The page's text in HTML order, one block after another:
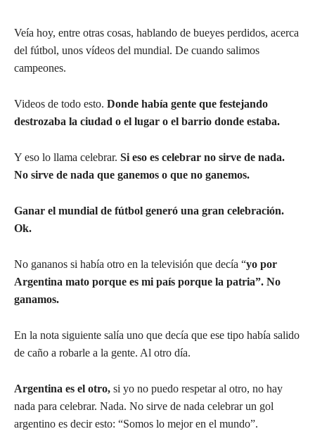
Veía hoy, entre otras cosas, hablando de bueyes perdidos, acerca
del fútbol, unos vídeos del mundial. De cuando salimos
campeones.
Videos de todo esto. Donde había gente que festejando
destrozaba la ciudad o el lugar o el barrio donde estaba.
Y eso lo llama celebrar. Si eso es celebrar no sirve de nada.
No sirve de nada que ganemos o que no ganemos.
Ganar el mundial de fútbol generó una gran celebración.
Ok.
No gananos si había otro en la televisión que decía “yo por
Argentina mato porque es mi país porque la patria”. No
ganamos.
En la nota siguiente salía uno que decía que ese tipo había salido
de caño a robarle a la gente. Al otro día.
Argentina es el otro, si yo no puedo respetar al otro, no hay
nada para celebrar. Nada. No sirve de nada celebrar un gol
argentino es decir esto: “Somos lo mejor en el mundo”.